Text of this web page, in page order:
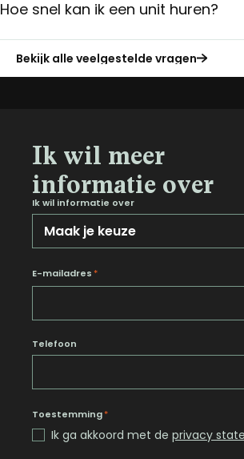
Hoe snel kan ik een unit huren?
Bekijk alle veelgestelde vragen
Ik wil meer
informatie over
Ik wil informatie over
E-mailadres *
Telefoon
Toestemming*
Ik ga akkoord met de privacy